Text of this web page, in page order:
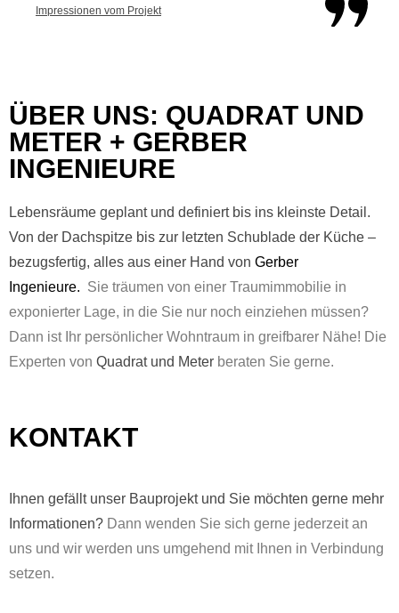
Impressionen vom Projekt
ÜBER UNS: QUADRAT UND
METER + GERBER
INGENIEURE
Lebensräume geplant und definiert bis ins kleinste Detail.
Von der Dachspitze bis zur letzten Schublade der Küche –
bezugsfertig, alles aus einer Hand von Gerber
Ingenieure. Sie träumen von einer Traumimmobilie in
exponierter Lage, in die Sie nur noch einziehen müssen?
Dann ist Ihr persönlicher Wohntraum in greifbarer Nähe! Die
Experten von Quadrat und Meter beraten Sie gerne.
KONTAKT
Ihnen gefällt unser Bauprojekt und Sie möchten gerne mehr
Informationen? Dann wenden Sie sich gerne jederzeit an
uns und wir werden uns umgehend mit Ihnen in Verbindung
setzen.